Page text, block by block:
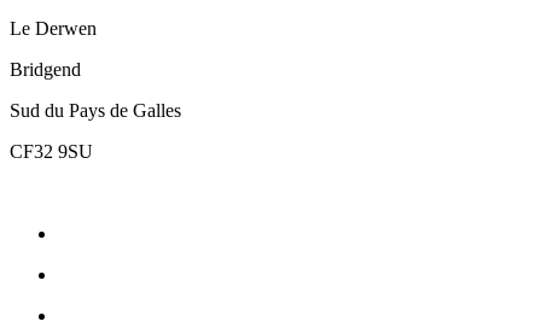
Le Derwen
Bridgend
Sud du Pays de Galles
CF32 9SU